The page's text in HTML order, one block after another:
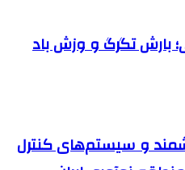
بارش تگرگ و وزش باد
و سیستم‌های کنترل